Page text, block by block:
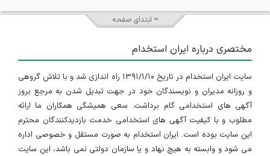
ابتدای صفحه
مختصری درباره ایران استخدام
سایت ایران استخدام در تاریخ ۱۳۹۱/۱/۱۰ راه اندازی شد و با تلاش گروهی
و روزانه مدیران و نویسندگان خود در جهت تبدیل شدن به مرجع بروز
آگهی های استخدامی گام برداشت. سعی همیشگی همکاران ما ارائه
مطلوب و با کیفیت آگهی های استخدامی خدمت بازدیدکنندگان محترم
این سایت بوده است. ایران استخدام به صورت مستقل و خصوصی اداره
می شود و وابسته به هیچ نهاد و یا سازمان دولتی نمی باشد، این سایت